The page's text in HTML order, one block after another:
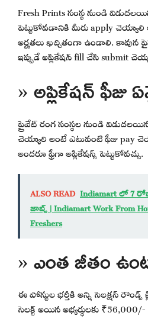
Fresh Prints సంస్థ నుండి
పెట్టుకోవడానికి మీరు apply చెయ్యాలి
అర్హతలు ఖచ్చితంగా ఉండాలి. కావున
ఇప్పుడే అప్లికేషన్ fill చేసి submit
» అప్లికేషన్
ప్రైవేట్ రంగ సంస్థల నుండి
చెయ్యాలి అంటే ఎటువంటి ఫీజు pay
అందరూ ఫ్రీగా అప్లికేషన్స్ పెట్టుకోవచ్చు.
ALSO READ Indiamart లో 7
జాబ్స్ | Indiamart Work From
Freshers
» ఎంత జీతం
ఈ పోస్టుల భర్తీకి అన్ని సెలక్షన్
సెలక్ట్ అయిన అభ్యర్థులకు ₹56,000/-